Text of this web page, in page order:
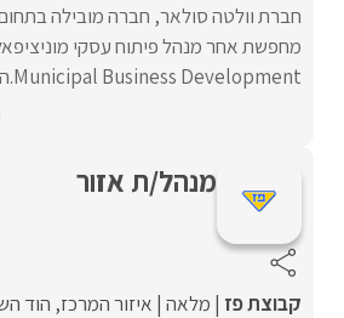
חברת וולטה סולאר, חברה מובילה
Municipal Business Development.התפקיד כולל:* ...
מנהל/ת אזור
קבוצת פז מלאה איזור המרכז הוד